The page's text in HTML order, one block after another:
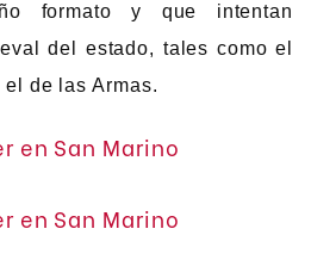
formato y que intentan
del estado, tales como el
el de las Armas.